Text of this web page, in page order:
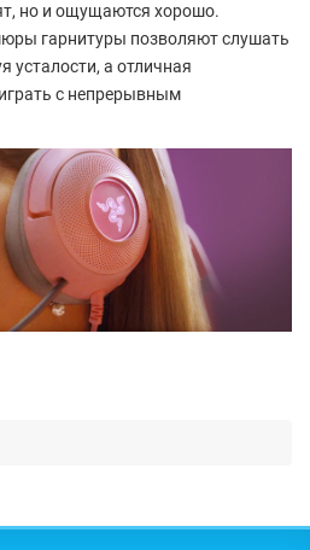
но и ощущаются хорошо.
гарнитуры позволяют слушать
усталости, а отличная
с непрерывным